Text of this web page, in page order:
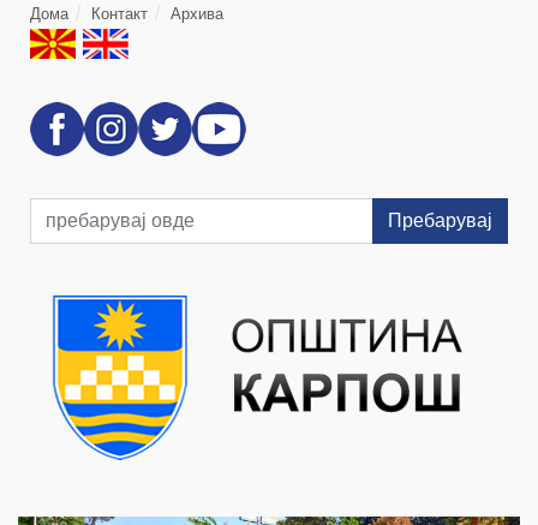
Дома Контакт Архива
Пребарувај